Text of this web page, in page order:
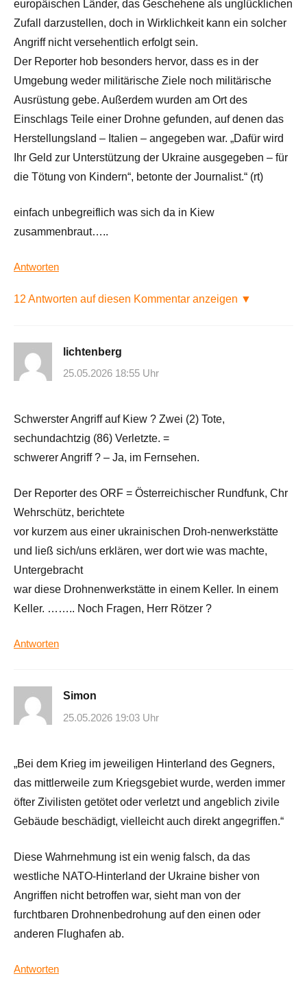
europäischen Länder, das Geschehene als unglücklichen
Zufall darzustellen, doch in Wirklichkeit kann ein solcher
Angriff nicht versehentlich erfolgt sein.
Der Reporter hob besonders hervor, dass es in der
Umgebung weder militärische Ziele noch militärische
Ausrüstung gebe. Außerdem wurden am Ort des
Einschlags Teile einer Drohne gefunden, auf denen das
Herstellungsland – Italien – angegeben war. „Dafür wird
Ihr Geld zur Unterstützung der Ukraine ausgegeben – für
die Tötung von Kindern“, betonte der Journalist.“ (rt)
einfach unbegreiflich was sich da in Kiew
zusammenbraut…..
Antworten
12 Antworten auf diesen Kommentar anzeigen ▼
lichtenberg
25.05.2026 18:55 Uhr
Schwerster Angriff auf Kiew ? Zwei (2) Tote,
sechundachtzig (86) Verletzte. =
schwerer Angriff ? – Ja, im Fernsehen.
Der Reporter des ORF = Österreichischer Rundfunk, Chr
Wehrschütz, berichtete
vor kurzem aus einer ukrainischen Droh-nenwerkstätte
und ließ sich/uns erklären, wer dort wie was machte,
Untergebracht
war diese Drohnenwerkstätte in einem Keller. In einem
Keller. …….. Noch Fragen, Herr Rötzer ?
Antworten
Simon
25.05.2026 19:03 Uhr
„Bei dem Krieg im jeweiligen Hinterland des Gegners,
das mittlerweile zum Kriegsgebiet wurde, werden immer
öfter Zivilisten getötet oder verletzt und angeblich zivile
Gebäude beschädigt, vielleicht auch direkt angegriffen.“
Diese Wahrnehmung ist ein wenig falsch, da das
westliche NATO-Hinterland der Ukraine bisher von
Angriffen nicht betroffen war, sieht man von der
furchtbaren Drohnenbedrohung auf den einen oder
anderen Flughafen ab.
Antworten